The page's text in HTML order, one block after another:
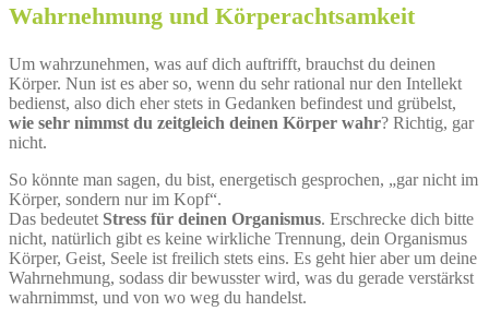
Wahrnehmung und Körperachtsamkeit
Um wahrzunehmen, was auf dich auftrifft, brauchst du deinen
Körper. Nun ist es aber so, wenn du sehr rational nur den Intellekt
bedienst, also dich eher stets in Gedanken befindest und grübelst,
wie sehr nimmst du zeitgleich deinen Körper wahr? Richtig, gar
nicht.
So könnte man sagen, du bist, energetisch gesprochen, „gar nicht im
Körper, sondern nur im Kopf“.
Das bedeutet Stress für deinen Organismus. Erschrecke dich bitte
nicht, natürlich gibt es keine wirkliche Trennung, dein Organismus
Körper, Geist, Seele ist freilich stets eins. Es geht hier aber um deine
Wahrnehmung, sodass dir bewusster wird, was du gerade verstärkst
wahrnimmst, und von wo weg du handelst.